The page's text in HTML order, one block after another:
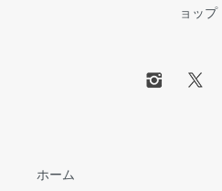
ョップ
ホーム